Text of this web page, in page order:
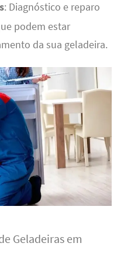
: Diagnóstico e reparo
podem estar
da sua geladeira.
Geladeiras em